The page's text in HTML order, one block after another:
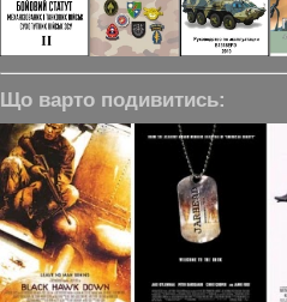
Що варто подивитись: